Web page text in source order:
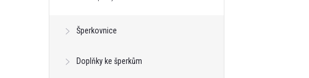
Šperkovnice
Doplňky ke šperkům